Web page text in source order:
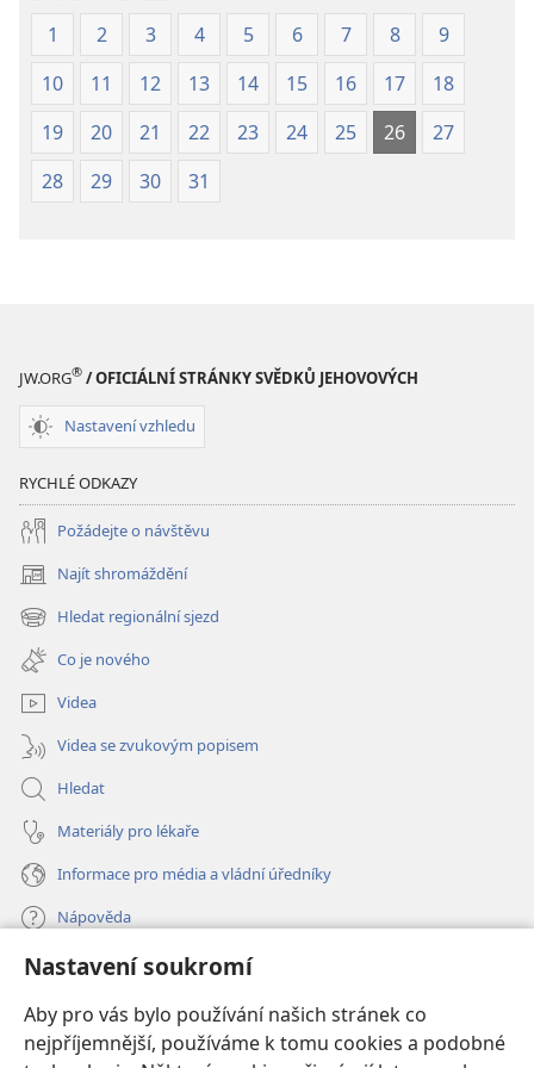
Nastavení soukromí
Aby pro vás bylo používání našich stránek co
nejpříjemnější, používáme k tomu cookies a podobné
1 2 3 4 5 6 7 8
9
10
11 12 13 14 15 16 17
18
19
20 21 22 23 24 25 26
27
28
29 30 31
JW.ORG® / OFICIÁLNÍ STRÁNKY SVĚDKŮ JEHOVOVÝCH
Nastavení vzhledu
RYCHLÉ ODKAZY
Požádejte o návštěvu
Najít shromáždění
(otevřeno
nové
okno)
Hledat regionální sjezd
(otevřeno
nové
okno)
Co je nového
Videa
Videa se zvukovým popisem
Hledat
Materiály pro lékaře
Informace pro média a vládní úředníky
Nápověda
Dary
nové
okno) ONLINE KNIHOVNA Strážné věže
(otevřeno